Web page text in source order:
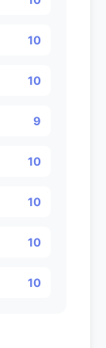
10
10
9
10
10
10
10